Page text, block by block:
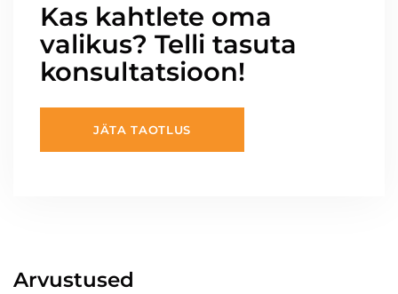
Kas kahtlete oma
valikus? Telli tasuta
konsultatsioon!
JÄTA TAOTLUS
Arvustused